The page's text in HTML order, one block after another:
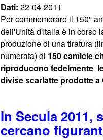
Dati:22-04-2011
Per commemorare il 150°
dell'Unità d'Italia è in corso
produzione di una tiratura
numerata) di 150 camicie
riproducono fedelmente
divise scarlatte prodotte a
In Secula 2011,
cercano